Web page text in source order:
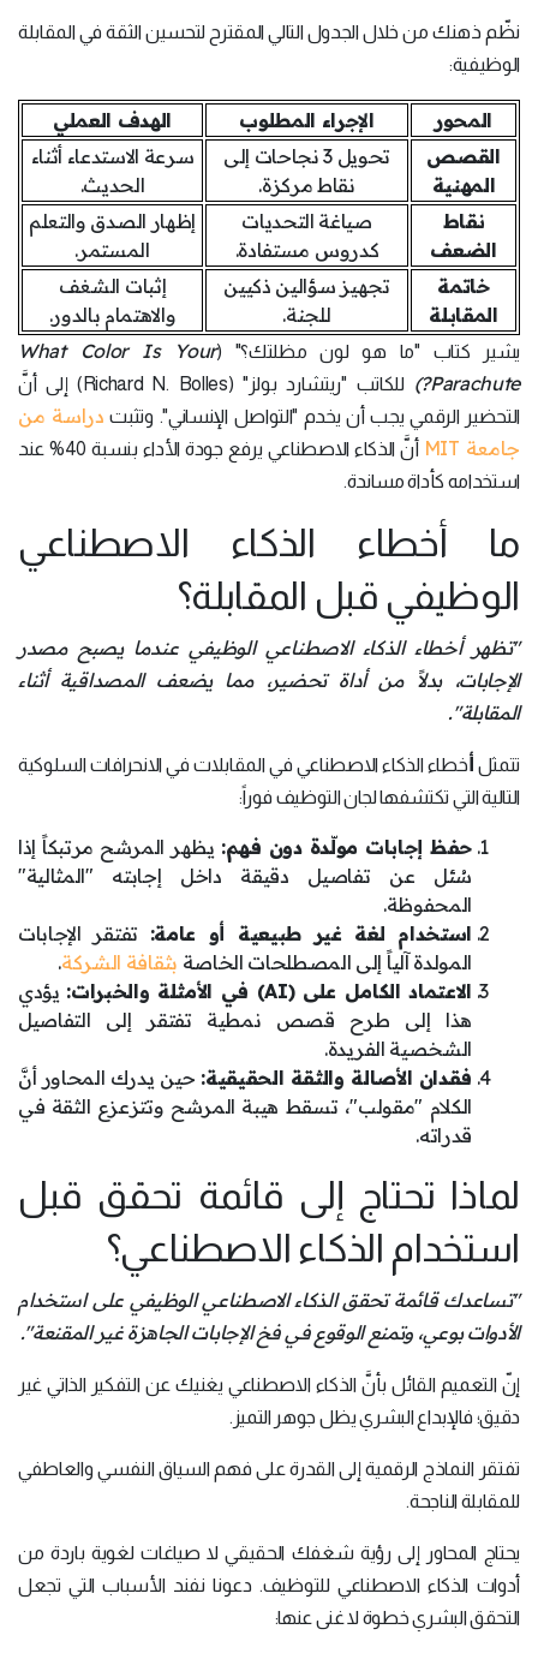
نظّم ذهنك من خلال الجدول التالي المقترح لتحسين الثقة في المقابلة
الوظيفية:
المحور الإجراء المطلوب
الهدف العملي
القصص
المهنية
تحويل 3 نجاحات إلى
نقاط مركزة.
سرعة الاستدعاء أثناء
الحديث.
نقاط
الضعف
صياغة التحديات
كدروس مستفادة.
إظهار الصدق والتعلم
المستمر.
خاتمة
المقابلة
تجهيز سؤالين ذكيين
للجنة.
إثبات الشغف
والاهتمام بالدور.
يشير كتاب "ما هو لون مظلتك؟" (What Color Is Your
Parachute?)
للكاتب "ريتشارد بولز" (Richard N. Bolles) إلى أنَّ
التحضير الرقمي يجب أن يخدم "التواصل الإنساني". وتثبت دراسة من
جامعة MIT
أنَّ الذكاء الاصطناعي يرفع جودة الأداء بنسبة 40% عند
استخدامه كأداة مساندة.
ما أخطاء الذكاء الاصطناعي
الوظيفي قبل المقابلة؟
"تظهر أخطاء الذكاء الاصطناعي الوظيفي عندما يصبح مصدر
الإجابات، بدلاً من أداة تحضير، مما يضعف المصداقية أثناء
المقابلة".
تتمثل أخطاء الذكاء الاصطناعي في المقابلات في الانحرافات السلوكية
التالية التي تكتشفها لجان التوظيف فوراً:
حفظ إجابات مولّدة دون فهم: يظهر المرشح مرتبكاً إذا
سُئل عن تفاصيل دقيقة داخل إجابته "المثالية"
المحفوظة.
استخدام لغة غير طبيعية أو عامة: تفتقر الإجابات
المولدة آلياً إلى المصطلحات الخاصة بثقافة الشركة.
الاعتماد الكامل على(AI) في الأمثلة والخبرات: يؤدي
هذا إلى طرح قصص نمطية تفتقر إلى التفاصيل
الشخصية الفريدة.
فقدان الأصالة والثقة الحقيقية: حين يدرك المحاور أنَّ
الكلام "مقولب"، تسقط هيبة المرشح وتتزعزع الثقة في
قدراته.
لماذا تحتاج إلى قائمة تحقق قبل
استخدام الذكاء الاصطناعي؟
"تساعدك قائمة تحقق الذكاء الاصطناعي الوظيفي على استخدام
الأدوات بوعي، وتمنع الوقوع في فخ الإجابات الجاهزة غير المقنعة".
إنّ التعميم القائل بأنَّ الذكاء الاصطناعي يغنيك عن التفكير الذاتي غير
دقيق؛ فالإبداع البشري يظل جوهر التميز.
تفتقر النماذج الرقمية إلى القدرة على فهم السياق النفسي والعاطفي
للمقابلة الناجحة.
يحتاج المحاور إلى رؤية شغفك الحقيقي لا صياغات لغوية باردة من
أدوات الذكاء الاصطناعي للتوظيف. دعونا نفند الأسباب التي تجعل
التحقق البشري خطوة لا غنى عنها: